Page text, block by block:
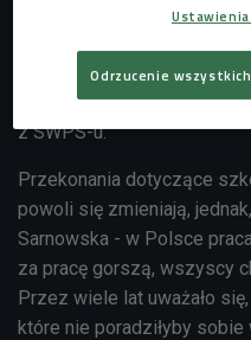
rozważaliśmy z Katarzyną
socjolożką z Uniwersytetu
LAB) oraz Izabelą
z SWPS-u.
Przekonania dotyczące
powoli się zmieniają,
Sarnowska - w Polsce
za pracę gorszą, wszyscy
Przez wiele lat uważało
które nie poradziłyby sobie
Odrzucenie wszystkich